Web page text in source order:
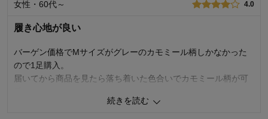
女性・60代～ 4.0
履き心地が良い
バーゲン価格でМサイズがグレーのカモミール柄しかなかった
ので1足購入。
届いてから商品を見たら落ち着いた色合いでカモミール柄が可
履き心地がとてもいい。今年の夏はこのスリッパで過ごしま
続きを読む